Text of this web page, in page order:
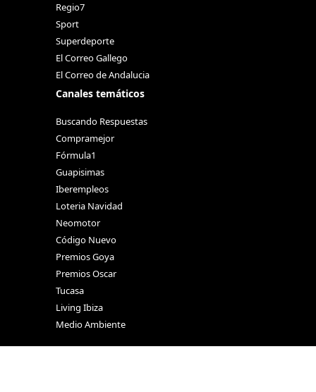
Regio7
Sport
Superdeporte
El Correo Gallego
El Correo de Andalucia
Canales temáticos
Buscando Respuestas
Compramejor
Fórmula1
Guapisimas
Iberempleos
Loteria Navidad
Neomotor
Código Nuevo
Premios Goya
Premios Oscar
Tucasa
Living Ibiza
Medio Ambiente